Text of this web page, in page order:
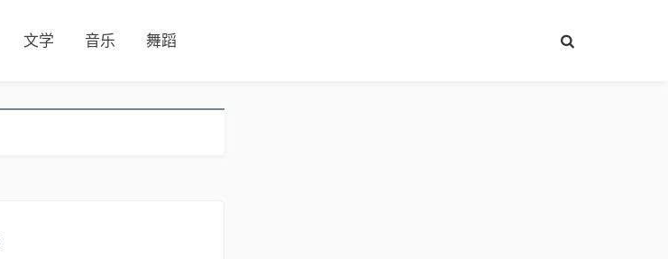
文学 音乐 舞蹈